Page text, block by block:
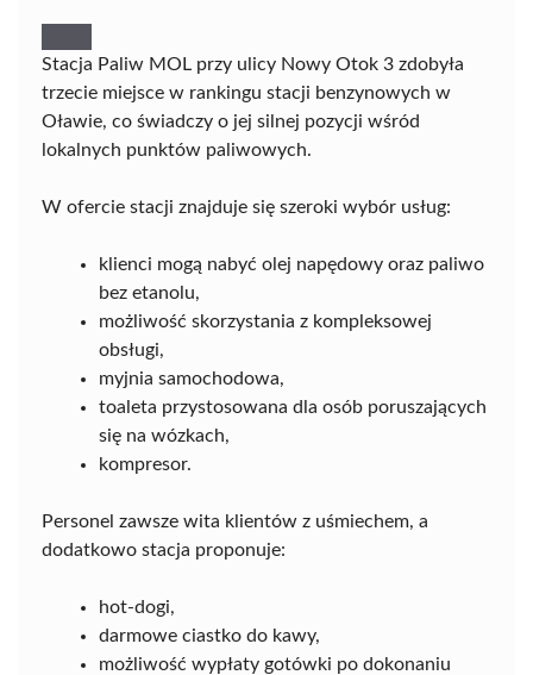
Stacja Paliw MOL przy ulicy Nowy Otok 3 zdobyła
trzecie miejsce w rankingu stacji benzynowych w
Oławie, co świadczy o jej silnej pozycji wśród
lokalnych punktów paliwowych.
W ofercie stacji znajduje się szeroki wybór usług:
klienci mogą nabyć olej napędowy oraz paliwo
bez etanolu,
możliwość skorzystania z kompleksowej
obsługi,
myjnia samochodowa,
toaleta przystosowana dla osób poruszających
się na wózkach,
kompresor.
Personel zawsze wita klientów z uśmiechem, a
dodatkowo stacja proponuje:
hot-dogi,
darmowe ciastko do kawy,
możliwość wypłaty gotówki po dokonaniu